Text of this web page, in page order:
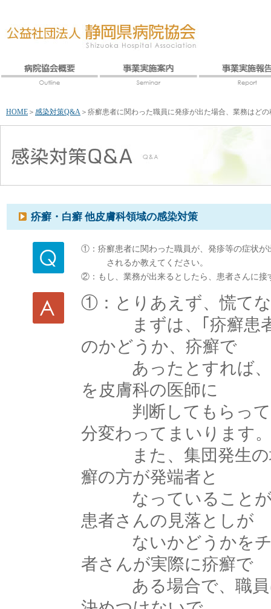
HOME ＞ 感染対策Q&A ＞ 疥癬患者に関わった職員に発疹が出た場合、業務はど
疥癬・白癬 他皮膚科領域の感染対策
①：疥癬患者に関わった職員が、発疹等の症状が
されるか教えてください。
②：もし、業務が出来るとしたら、患者さんに
①：とりあえず、慌て
まずは、｢疥癬患者｣
のかどうか、疥癬で
あったとすれば、通
を皮膚科の医師に
判断してもらってく
分変わってまいります
また、集団発生の場
癬の方が発端者と
なっていることがほ
患者さんの見落としが
ないかどうかをチェ
者さんが実際に疥癬で
ある場合で、職員に